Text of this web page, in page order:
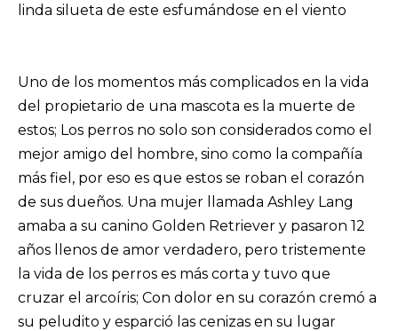
linda silueta de este esfumándose en el viento
Uno de los momentos más complicados en la vida
del propietario de una mascota es la muerte de
estos; Los perros no solo son considerados como el
mejor amigo del hombre, sino como la compañía
más fiel, por eso es que estos se roban el corazón
de sus dueños. Una mujer llamada Ashley Lang
amaba a su canino Golden Retriever y pasaron 12
años llenos de amor verdadero, pero tristemente
la vida de los perros es más corta y tuvo que
cruzar el arcoíris; Con dolor en su corazón cremó a
su peludito y esparció las cenizas en su lugar